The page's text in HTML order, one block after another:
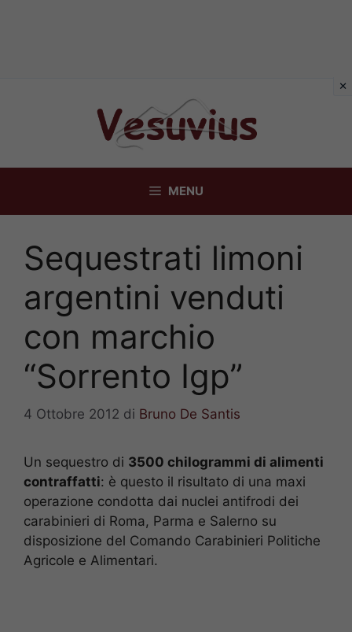
MENU
Sequestrati limoni
argentini venduti
con marchio
“Sorrento Igp”
4 Ottobre 2012 di Bruno De Santis
Un sequestro di 3500 chilogrammi di alimenti
contraffatti: è questo il risultato di una maxi
operazione condotta dai nuclei antifrodi dei
carabinieri di Roma, Parma e Salerno su
disposizione del Comando Carabinieri Politiche
Agricole e Alimentari.